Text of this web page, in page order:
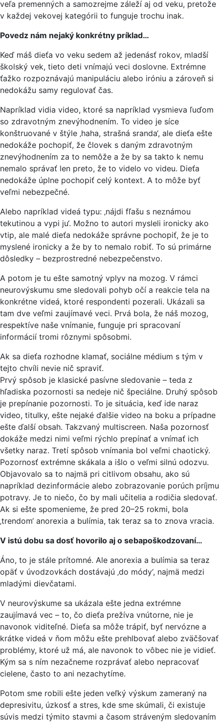
veľa premenných a samozrejme záleží aj od veku, pretože
v každej vekovej kategórii to funguje trochu inak.
Povedz nám nejaký konkrétny príklad…
Keď máš dieťa vo veku sedem až jedenásť rokov, mladší
školský vek, tieto deti vnímajú veci doslovne. Extrémne
ťažko rozpoznávajú manipuláciu alebo iróniu a zároveň si
nedokážu samy regulovať čas.
Napríklad vidia video, ktoré sa napríklad vysmieva ľuďom
so zdravotným znevýhodnením. To video je síce
konštruované v štýle ‚haha, strašná sranda‘, ale dieťa ešte
nedokáže pochopiť, že človek s daným zdravotným
znevýhodnením za to nemôže a že by sa takto k nemu
nemalo správať len preto, že to videlo vo videu. Dieťa
nedokáže úplne pochopiť celý kontext. A to môže byť
veľmi nebezpečné.
Alebo napríklad videá typu: ‚nájdi fľašu s neznámou
tekutinou a vypi ju‘. Možno to autori mysleli ironicky ako
vtip, ale malé dieťa nedokáže správne pochopiť, že je to
myslené ironicky a že by to nemalo robiť. To sú primárne
dôsledky – bezprostredné nebezpečenstvo.
A potom je tu ešte samotný vplyv na mozog. V rámci
neurovýskumu sme sledovali pohyb očí a reakcie tela na
konkrétne videá, ktoré respondenti pozerali. Ukázali sa
tam dve veľmi zaujímavé veci. Prvá bola, že náš mozog,
respektíve naše vnímanie, funguje pri spracovaní
informácií tromi rôznymi spôsobmi.
Ak sa dieťa rozhodne klamať, sociálne médium s tým v
tejto chvíli nevie nič spraviť.
Prvý spôsob je klasické pasívne sledovanie – teda z
hľadiska pozornosti sa nedeje nič špeciálne. Druhý spôsob
je prepínanie pozornosti. To je situácia, keď ide naraz
video, titulky, ešte nejaké ďalšie video na boku a prípadne
ešte ďalší obsah. Takzvaný multiscreen. Naša pozornosť
dokáže medzi nimi veľmi rýchlo prepínať a vnímať ich
všetky naraz. Tretí spôsob vnímania bol veľmi chaotický.
Pozornosť extrémne skákala a išlo o veľmi silnú odozvu.
Objavovalo sa to najmä pri citlivom obsahu, ako sú
napríklad dezinformácie alebo zobrazovanie porúch príjmu
potravy. Je to niečo, čo by mali učitelia a rodičia sledovať.
Ak si ešte spomenieme, že pred 20–25 rokmi, bola
‚trendom‘ anorexia a bulímia, tak teraz sa to znova vracia.
V istú dobu sa dosť hovorilo aj o sebapoškodzovaní…
Áno, to je stále prítomné. Ale anorexia a bulímia sa teraz
opäť v úvodzovkách dostávajú ‚do módy‘, najmä medzi
mladými dievčatami.
V neurovýskume sa ukázala ešte jedna extrémne
zaujímavá vec – to, čo dieťa prežíva vnútorne, nie je
navonok viditeľné. Dieťa sa môže trápiť, byť nervózne a
krátke videá v ňom môžu ešte prehlbovať alebo zväčšovať
problémy, ktoré už má, ale navonok to vôbec nie je vidieť.
Kým sa s ním nezačneme rozprávať alebo nepracovať
cielene, často to ani nezachytíme.
Potom sme robili ešte jeden veľký výskum zameraný na
depresivitu, úzkosť a stres, kde sme skúmali, či existuje
súvis medzi týmito stavmi a časom stráveným sledovaním